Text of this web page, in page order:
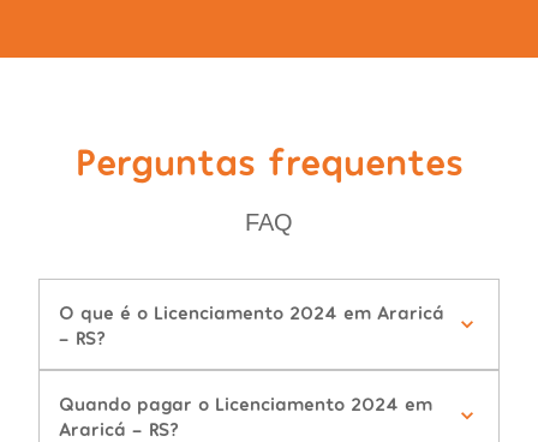
Perguntas frequentes
FAQ
O que é o Licenciamento 2024 em Araricá
- RS?
Quando pagar o Licenciamento 2024 em
Araricá - RS?